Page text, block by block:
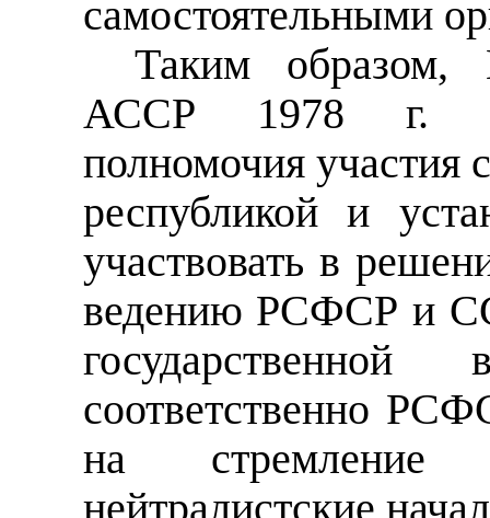
самостоятельными
Таким образом,
АССР 1978 г.
полномочия участия
республикой и
участвовать в
ведению РСФСР и
соответственно
на стремление
нейтралистские